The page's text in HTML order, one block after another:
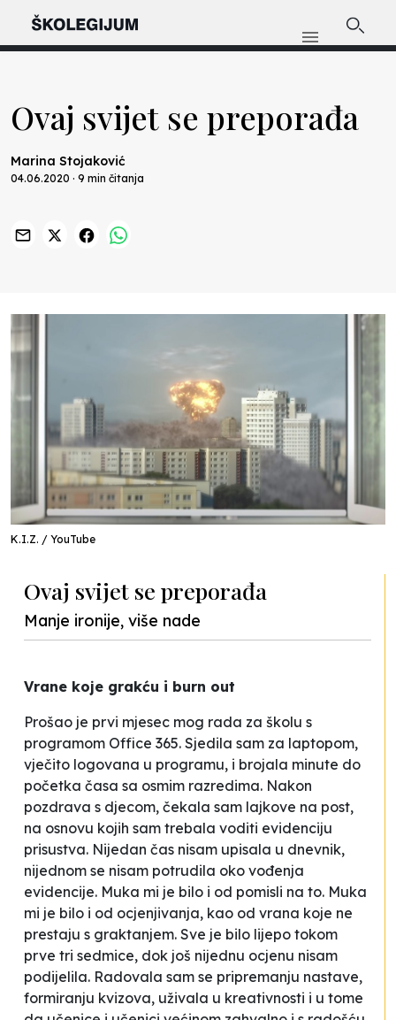
Ovaj svijet se preporađa
Marina Stojaković
04.06.2020 · 9 min čitanja
K.I.Z. / YouTube
Ovaj svijet se preporađa
Manje ironije, više nade
Vrane koje grakću i burn out
Prošao je prvi mjesec mog rada za školu s
programom Office 365. Sjedila sam za laptopom,
vječito logovana u programu, i brojala minute do
početka časa sa osmim razredima. Nakon
pozdrava s djecom, čekala sam lajkove na post,
na osnovu kojih sam trebala voditi evidenciju
prisustva. Nijedan čas nisam upisala u dnevnik,
nijednom se nisam potrudila oko vođenja
evidencije. Muka mi je bilo i od pomisli na to. Muka
mi je bilo i od ocjenjivanja, kao od vrana koje ne
prestaju s graktanjem. Sve je bilo lijepo tokom
prve tri sedmice, dok još nijednu ocjenu nisam
podijelila. Radovala sam se pripremanju nastave,
formiranju kvizova, uživala u kreativnosti i u tome